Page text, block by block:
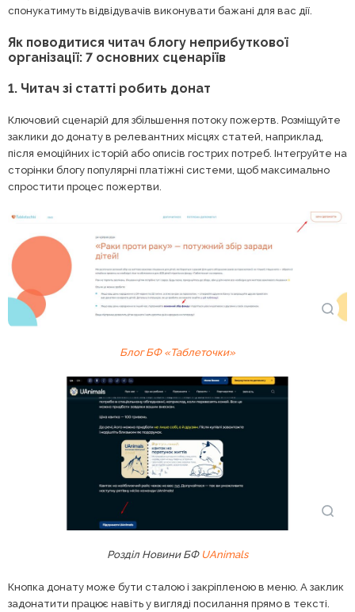
спонукатимуть відвідувачів виконувати бажані для вас дії.
Як поводитися читач блогу неприбуткової
організації: 7 основних сценаріїв
1. Читач зі статті робить донат
Ключовий сценарій для збільшення потоку пожертв. Розміщуйте
заклики до донату в релевантних місцях статей, наприклад,
після емоційних історій або описів гострих потреб. Інтегруйте на
сторінки блогу популярні платіжні системи, щоб максимально
спростити процес пожертви.
Блог БФ «Таблеточки»
Розділ Новини БФ UAnimals
Кнопка донату може бути сталою і закріпленою в меню. А заклик
задонатити працює навіть у вигляді посилання прямо в тексті.